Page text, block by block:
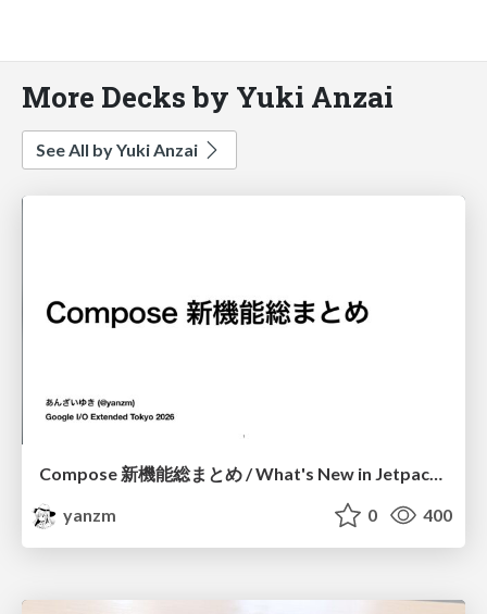
More Decks by Yuki Anzai
See All by Yuki Anzai
Compose 新機能総まとめ / What's New in Jetpack Compose
yanzm
0 400